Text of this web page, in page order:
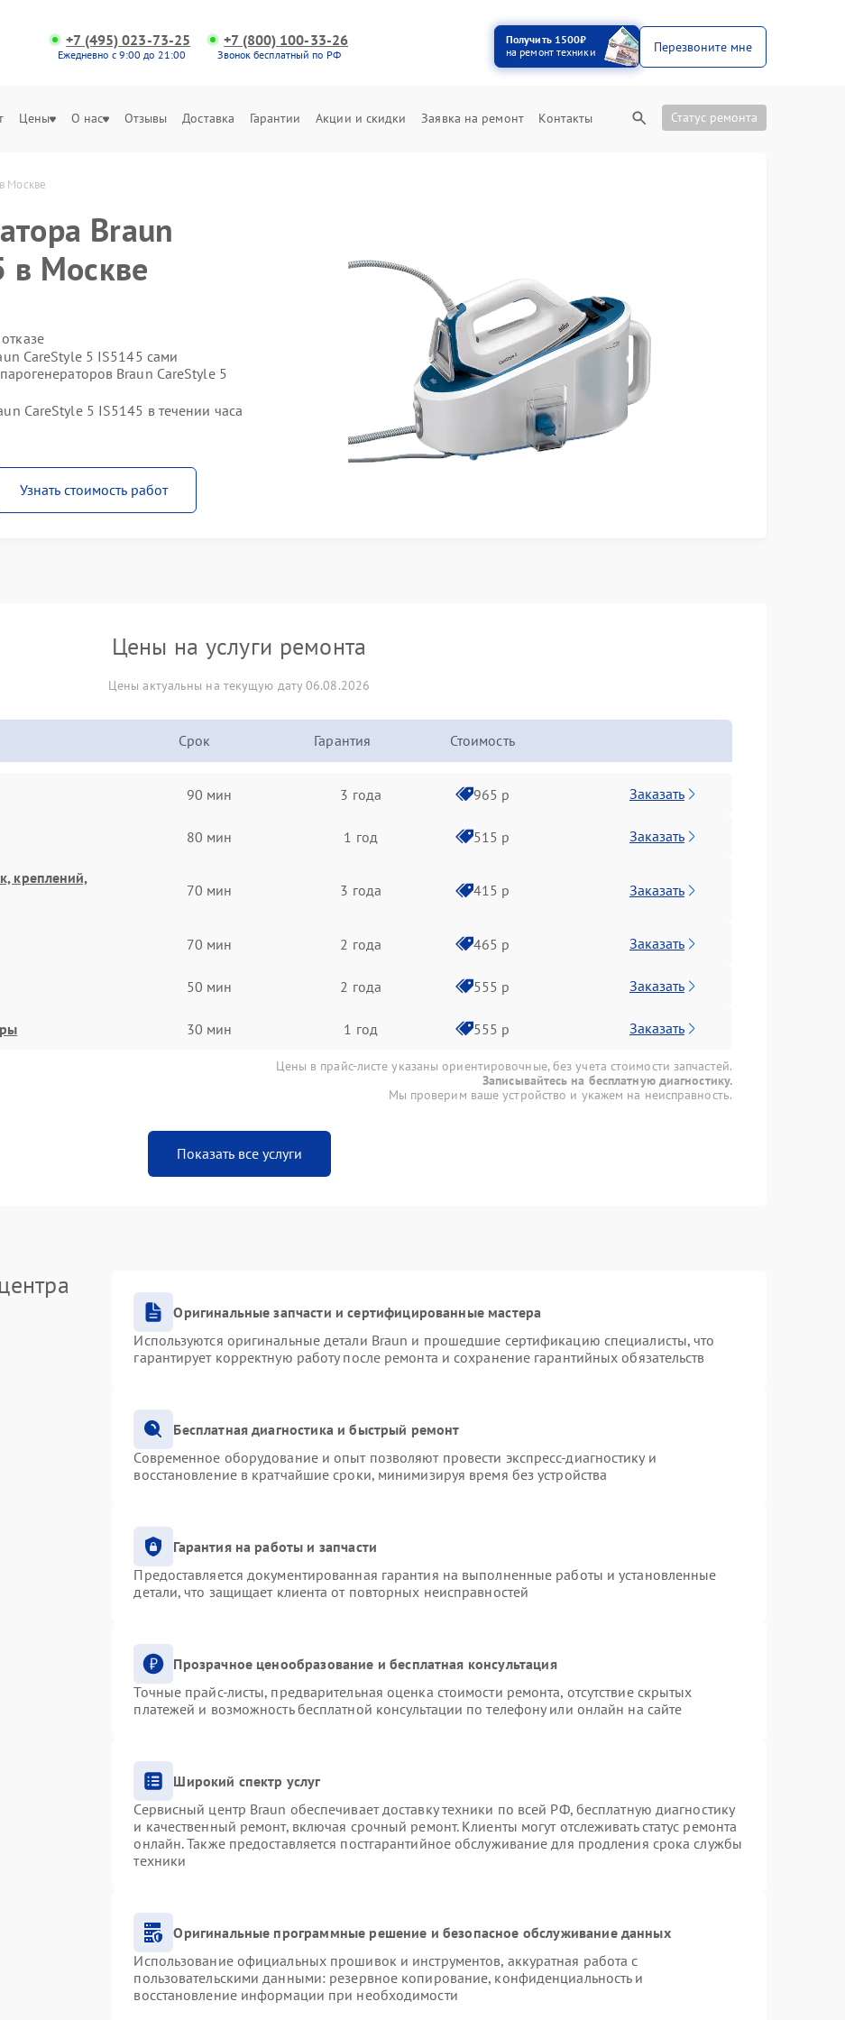
+7 (495) 023-73-25
Ежедневно с 9:00 до 21:00
+7 (800) 100-33-26
Звонок бесплатный по РФ
Получить 1500₽
на ремонт техники
Перезвоните мне
Цены О нас Отзывы Доставка Гарантии Акции и скидки Заявка на ремонт Контакты Статус ремонта
Москве
Braun
в Москве
CareStyle 5 IS5145 сами
Braun CareStyle 5
CareStyle 5 IS5145 в течении часа
Узнать стоимость работ
Цены на услуги ремонта
Цены актуальны на текущую дату 06.08.2026
Срок Гарантия Стоимость
90 мин 3 года 965 р Заказать
80 мин 1 год 515 р Заказать
креплений,
70 мин 3 года 415 р Заказать
70 мин 2 года 465 р Заказать
50 мин 2 года 555 р Заказать
30 мин 1 год 555 р Заказать
Цены в прайс-листе указаны ориентировочные, без учета стоимости запчастей.
Записывайтесь на бесплатную диагностику.
Мы проверим ваше устройство и укажем на неисправность.
Показать все услуги
Оригинальные запчасти и сертифицированные мастера
Используются оригинальные детали Braun и прошедшие сертификацию специалисты, что
гарантирует корректную работу после ремонта и сохранение гарантийных обязательств
Бесплатная диагностика и быстрый ремонт
Современное оборудование и опыт позволяют провести экспресс-диагностику и
восстановление в кратчайшие сроки, минимизируя время без устройства
Гарантия на работы и запчасти
Предоставляется документированная гарантия на выполненные работы и установленные
детали, что защищает клиента от повторных неисправностей
Прозрачное ценообразование и бесплатная консультация
Точные прайс-листы, предварительная оценка стоимости ремонта, отсутствие скрытых
платежей и возможность бесплатной консультации по телефону или онлайн на сайте
Широкий спектр услуг
Сервисный центр Braun обеспечивает доставку техники по всей РФ, бесплатную диагностику
и качественный ремонт, включая срочный ремонт. Клиенты могут отслеживать статус ремонта
онлайн. Также предоставляется постгарантийное обслуживание для продления срока службы
техники
Оригинальные программные решение и безопасное обслуживание данных
Использование официальных прошивок и инструментов, аккуратная работа с
пользовательскими данными: резервное копирование, конфиденциальность и
восстановление информации при необходимости